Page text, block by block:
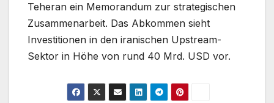
Teheran ein Memorandum zur strategischen
Zusammenarbeit. Das Abkommen sieht
Investitionen in den iranischen Upstream-
Sektor in Höhe von rund 40 Mrd. USD vor.